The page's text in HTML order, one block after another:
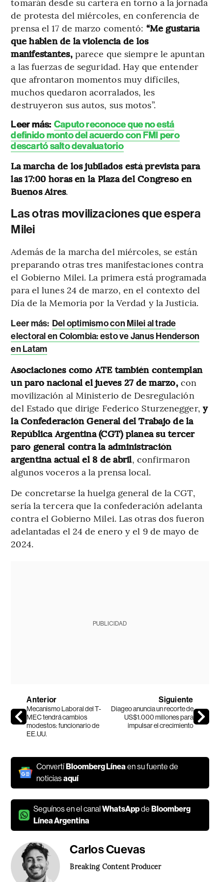
de protesta del miércoles, en conferencia de
prensa el 17 de marzo comentó: “Me gustaría
que hablen de la violencia de los
manifestantes,parece que siempre le apuntan
a las fuerzas de seguridad. Hay que entender
que afrontaron momentos muy difíciles,
muchos quedaron acorralados, les
destruyeron sus autos, sus motos”.
Leer más: Caputo reconoce que no está
definido monto del acuerdo con FMI pero
descartó salto devaluatorio
La marcha de los jubilados está prevista para
las 17:00 horas en la Plaza del Congreso en
Buenos Aires.
Las otras movilizaciones que espera
Milei
Además de la marcha del miércoles, se están
preparando otras tres manifestaciones contra
el Gobierno Milei. La primera está programada
para el lunes 24 de marzo, en el contexto del
Día de la Memoria por la Verdad y la Justicia.
Leer más: Del optimismo con Milei al trade
electoral en Colombia: esto ve Janus Henderson
en Latam
Asociaciones como ATE también contemplan
un paro nacional el jueves 27 de marzo,con
movilización al Ministerio de Desregulación
del Estado que dirige Federico Sturzenegger, y
la Confederación General del Trabajo de la
República Argentina (CGT) planea su tercer
paro general contra la administración
argentina actual el 8 de abril, confirmaron
algunos voceros a la prensa local.
De concretarse la huelga general de la CGT,
sería la tercera que la confederación adelanta
contra el Gobierno Milei. Las otras dos fueron
adelantadas el 24 de enero y el 9 de mayo de
2024.
PUBLICIDAD
Anterior
Mecanismo Laboral del T-
MEC tendrá cambios
modestos: funcionario de
EE.UU.
Siguiente
Diageo anuncia un recorte de
US$1.000 millones para
impulsar el crecimiento
ConvertíBloomberg Línea en su fuente de
noticiasaquí
Seguínos en el canalWhatsAppdeBloomberg
Línea Argentina
Carlos Cuevas
Breaking Content Producer